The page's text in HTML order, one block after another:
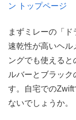
ン トップページ
まずミレーの「
速乾性が高いヘル
ングでも使える
ルバーとブラック
す。自宅での
ないでしょうか。